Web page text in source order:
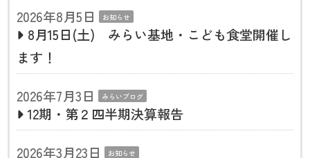
2026年8月5日 お知らせ
8月15日(土) みらい基地・こども食堂開催し
ます！
2026年7月3日
みらいブログ
12期・第２四半期決算報告
2026年3月23日
お知らせ